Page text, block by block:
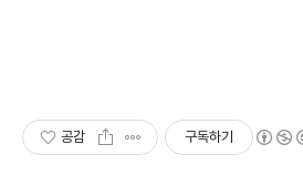
공감 구독하기